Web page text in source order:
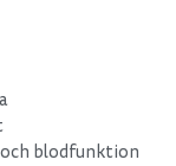
blodfunktion